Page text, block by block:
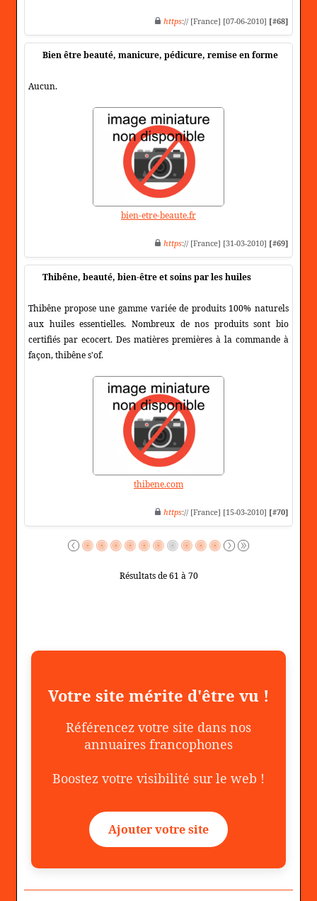
https:// [France] [07-06-2010] [#68]
Bien être beauté, manicure, pédicure, remise en forme
Aucun.
bien-etre-beaute.fr
https:// [France] [31-03-2010] [#69]
Thibêne, beauté, bien-être et soins par les huiles
Thibêne propose une gamme variée de produits 100% naturels
aux huiles essentielles. Nombreux de nos produits sont bio
certifiés par ecocert. Des matières premières à la commande à
façon, thibêne s'of.
thibene.com
https:// [France] [15-03-2010] [#70]
Résultats de 61 à 70
Votre site mérite d'être vu !
Référencez votre site dans nos
annuaires francophones
Boostez votre visibilité sur le web !
Ajouter votre site